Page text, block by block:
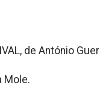
de António
Mole.